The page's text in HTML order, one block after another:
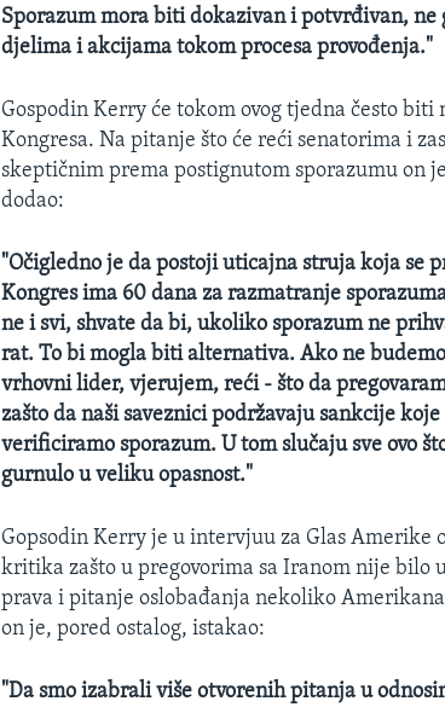
Sporazum mora biti dokazivan i potvrđivan, ne
djelima i akcijama tokom procesa provođenja."
Gospodin Kerry će tokom ovog tjedna često
Kongresa. Na pitanje što će reći senatorima i
skeptičnim prema postignutom sporazumu on
dodao:
"Očigledno je da postoji uticajna struja koja se
Kongres ima 60 dana za razmatranje
ne i svi, shvate da bi, ukoliko sporazum ne
rat. To bi mogla biti alternativa. Ako ne
vrhovni lider, vjerujem, reći - što da
zašto da naši saveznici podržavaju sankcije
verificiramo sporazum. U tom slučaju sve ovo
gurnulo u veliku opasnost."
Gopsodin Kerry je u intervjuu za Glas Amerike
kritika zašto u pregovorima sa Iranom nije
prava i pitanje oslobađanja nekoliko
on je, pored ostalog, istakao:
"Da smo izabrali više otvorenih pitanja u